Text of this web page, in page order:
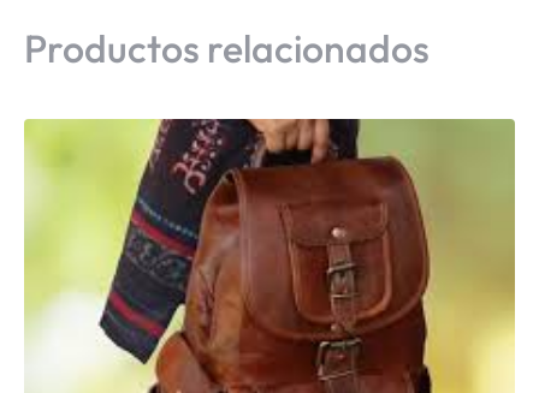
Productos relacionados